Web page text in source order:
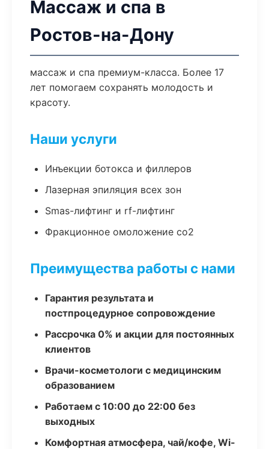
Массаж и спа в
Ростов-на-Дону
массаж и спа премиум-класса. Более 17
лет помогаем сохранять молодость и
красоту.
Наши услуги
Инъекции ботокса и филлеров
Лазерная эпиляция всех зон
Smas-лифтинг и rf-лифтинг
Фракционное омоложение co2
Преимущества работы с нами
Гарантия результата и
постпроцедурное сопровождение
Рассрочка 0% и акции для постоянных
клиентов
Врачи-косметологи с медицинским
образованием
Работаем с 10:00 до 22:00 без
выходных
Комфортная атмосфера, чай/кофе, Wi-